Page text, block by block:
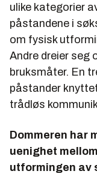
ulike kategorier
påstandene i
om fysisk
Andre dreier seg
bruksmåter. En
påstander
trådløs
Dommeren har
uenighet
utformingen av